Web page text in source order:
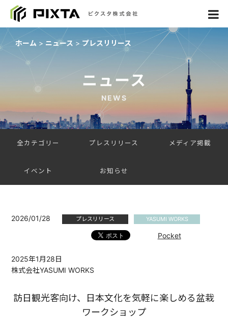
ホーム ニュース プレスリリース
ニュース
NEWS
全カテゴリー プレスリリース メディア掲載
イベント お知らせ
2026/01/28 プレスリリース YASUMI WORKS
Pocket
2025年1月28日
株式会社YASUMI WORKS
訪日観光客向け、日本文化を気軽に楽しめる盆栽
ワークショップ